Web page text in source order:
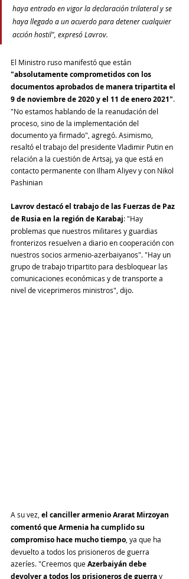
haya entrado en vigor la declaración trilateral y se
haya llegado a un acuerdo para detener cualquier
acción hostil", expresó Lavrov.
El Ministro ruso manifestó que están
"absolutamente comprometidos con los
documentos aprobados de manera tripartita el
9 de noviembre de 2020 y el 11 de enero 2021".
"No estamos hablando de la reanudación del
proceso, sino de la implementación del
documento ya firmado", agregó. Asimismo,
resaltó el trabajo del presidente Vladimir Putin en
relación a la cuestión de Artsaj, ya que está en
contacto permanente con Ilham Aliyev y con Nikol
Pashinian
Lavrov destacó el trabajo de las Fuerzas de Paz
de Rusia en la región de Karabaj: "Hay
problemas que nuestros militares y guardias
fronterizos resuelven a diario en cooperación con
nuestros socios armenio-azerbaiyanos". "Hay un
grupo de trabajo tripartito para desbloquear las
comunicaciones económicas y de transporte a
nivel de viceprimeros ministros", dijo.
A su vez, el canciller armenio Ararat Mirzoyan
comentó que Armenia ha cumplido su
compromiso hace mucho tiempo, ya que ha
devuelto a todos los prisioneros de guerra
azeríes. "Creemos que Azerbaiyán debe
devolver a todos los prisioneros de guerra y